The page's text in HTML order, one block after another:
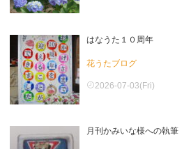
はなうた１０周年
花うたブログ
2026-07-03(Fri)
月刊かみいな様への執筆